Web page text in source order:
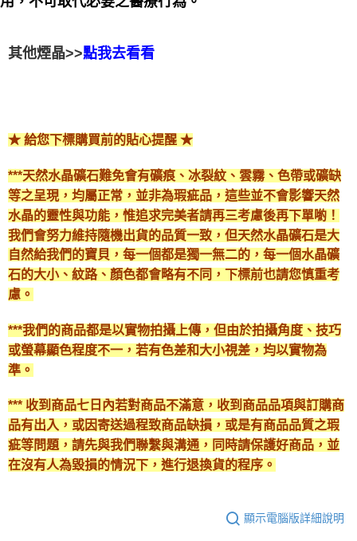
其他煙晶>>點我去看看
★ 給您下標購買前的貼心提醒 ★
***天然水晶礦石難免會有礦痕、冰裂紋、雲霧、色帶或礦缺
等之呈現，均屬正常，並非為瑕疵品，這些並不會影響天然
水晶的靈性與功能，惟追求完美者請再三考慮後再下單喲！
我們會努力維持隨機出貨的品質一致，但天然水晶礦石是大
自然給我們的寶貝，每一個都是獨一無二的，每一個水晶礦
石的大小、紋路、顏色都會略有不同，下標前也請您慎重考
慮。
***我們的商品都是以實物拍攝上傳，但由於拍攝角度、技巧
或螢幕顯色程度不一，若有色差和大小視差，均以實物為
準。
*** 收到商品七日內若對商品不滿意，收到商品品項與訂購商
品有出入，或因寄送過程致商品缺損，或是有商品品質之瑕
疵等問題，請先與我們聯繫與溝通，同時請保護好商品，並
在沒有人為毀損的情況下，進行退換貨的程序。
顯示電腦版詳細說明